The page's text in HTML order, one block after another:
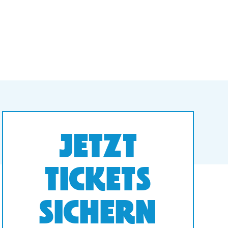
JETZT
TICKETS
SICHERN